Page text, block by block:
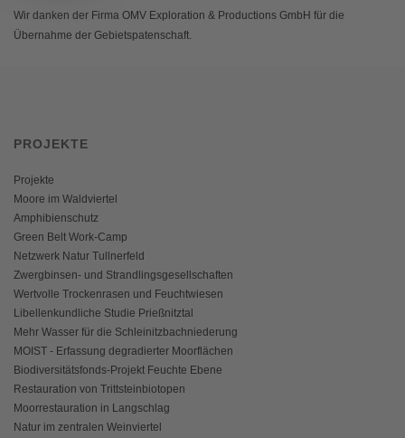
Wir danken der Firma OMV Exploration & Productions GmbH für die
Übernahme der Gebietspatenschaft.
PROJEKTE
Projekte
Moore im Waldviertel
Amphibienschutz
Green Belt Work-Camp
Netzwerk Natur Tullnerfeld
Zwergbinsen- und Strandlingsgesellschaften
Wertvolle Trockenrasen und Feuchtwiesen
Libellenkundliche Studie Prießnitztal
Mehr Wasser für die Schleinitzbachniederung
MOIST - Erfassung degradierter Moorflächen
Biodiversitätsfonds-Projekt Feuchte Ebene
Restauration von Trittsteinbiotopen
Moorrestauration in Langschlag
Natur im zentralen Weinviertel